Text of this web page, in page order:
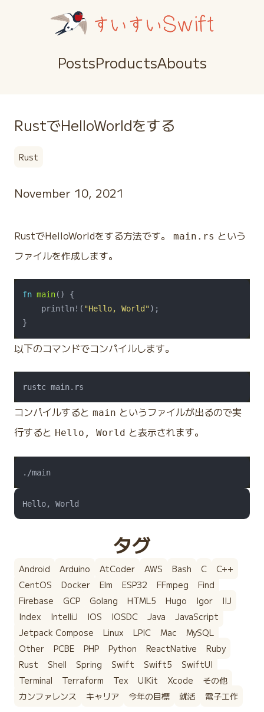
PostsProductsAbouts
RustでHelloWorldをする
Rust
November 10, 2021
RustでHelloWorldをする方法です。 main.rs という
ファイルを作成します。
fn main
    println!(
"Hello, World"
以下のコマンドでコンパイルします。
コンパイルすると main というファイルが出るので実
行すると Hello, World と表示されます。
タグ
Android Arduino AtCoder AWS Bash C
C++
CentOS
Docker Elm ESP32 FFmpeg
Find
Firebase
GCP Golang HTML5 Hugo Igor
IIJ
Index
IntelliJ IOS IOSDC Java
JavaScript
Jetpack Compose
Linux LPIC Mac
MySQL
Other
PCBE PHP Python ReactNative
Ruby
Rust
Shell Spring Swift Swift5
SwiftUI
Terminal
Terraform Tex UIKit Xcode
その他
カンファレンス
キャリア 今年の目標 就活 電子工作